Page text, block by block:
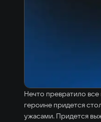
Нечто превратило
героине придется
ужасами. Придется